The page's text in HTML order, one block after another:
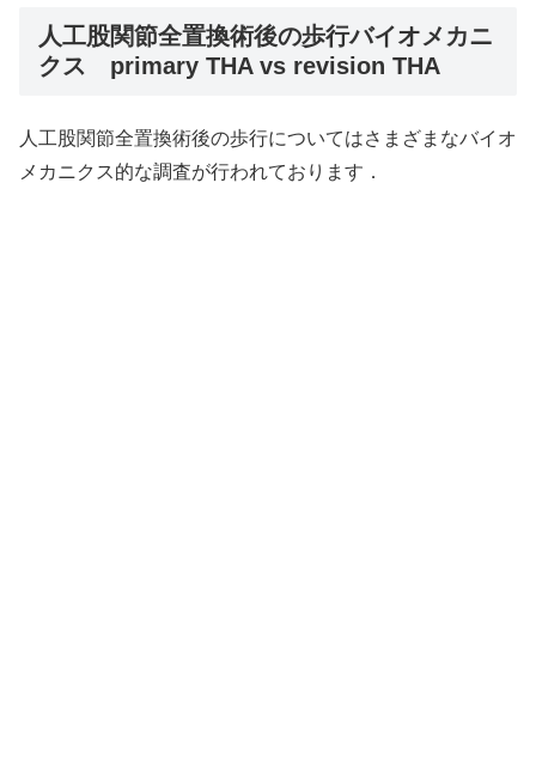
人工股関節全置換術後の歩行バイオメカニ
クス primary THA vs revision THA
人工股関節全置換術後の歩行についてはさまざまなバイオ
メカニクス的な調査が行われております．